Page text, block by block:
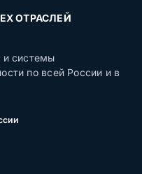
ОТРАСЛЕЙ
и системы
по всей России и в